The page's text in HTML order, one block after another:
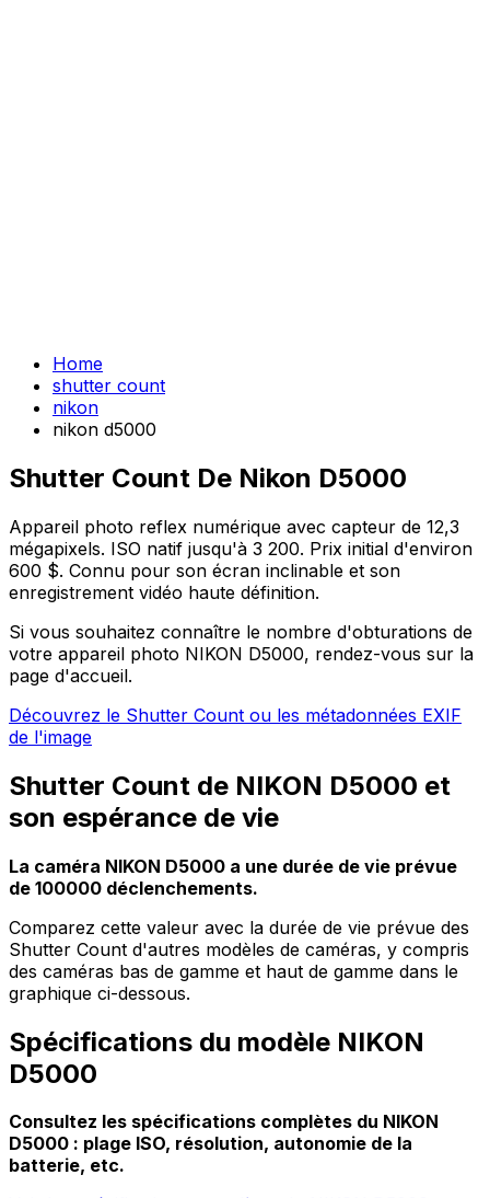
Home
shutter count
nikon
nikon d5000
Shutter Count De Nikon D5000
Appareil photo reflex numérique avec capteur de 12,3
mégapixels. ISO natif jusqu'à 3 200. Prix initial d'environ
600 $. Connu pour son écran inclinable et son
enregistrement vidéo haute définition.
Si vous souhaitez connaître le nombre d'obturations de
votre appareil photo NIKON D5000, rendez-vous sur la
page d'accueil.
Découvrez le Shutter Count ou les métadonnées EXIF
de l'image
Shutter Count de NIKON D5000 et
son espérance de vie
La caméra NIKON D5000 a une durée de vie prévue
de 100000 déclenchements.
Comparez cette valeur avec la durée de vie prévue des
Shutter Count d'autres modèles de caméras, y compris
des caméras bas de gamme et haut de gamme dans le
graphique ci-dessous.
Spécifications du modèle NIKON
D5000
Consultez les spécifications complètes du NIKON
D5000 : plage ISO, résolution, autonomie de la
batterie, etc.